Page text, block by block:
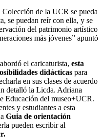
Colección de la UCR se pueda
se puedan reír con ella, y se
del patrimonio artístico
más jóvenes” apuntó
el caricaturista, esta
didácticas para
en sus clases de acuerdo
detalló la Licda. Adriana
Educación del museo+UCR.
y estudiantes a esta
Guia de orientación
pueden escribir al